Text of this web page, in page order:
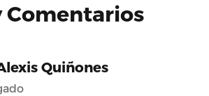
Comentarios
Quiñones